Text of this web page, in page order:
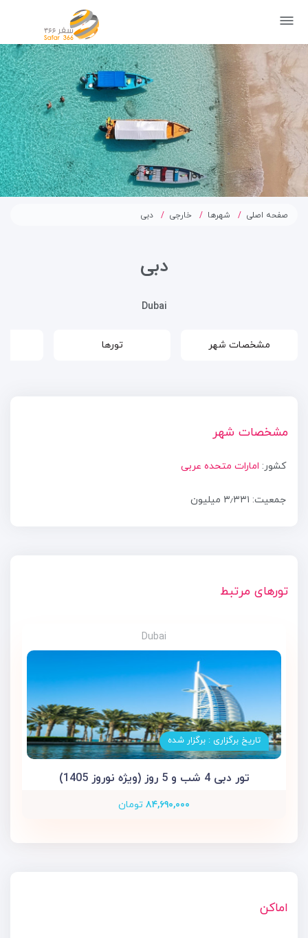
صفحه اصلی شهرها خارجی دبی
دبی
Dubai
مشخصات شهر تورها
مشخصات شهر
کشور: امارات متحده عربی
جمعیت: ۳٫۳۳۱ میلیون
تورهای مرتبط
Dubai
تاریخ برگزاری : برگزار شده
تور دبی 4 شب و 5 روز (ویژه نوروز 1405)
۸۴,۶۹۰,۰۰۰ تومان
اماکن